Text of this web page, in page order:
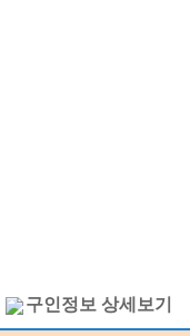
구인정보 상세보기